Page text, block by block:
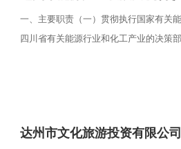
一、主要职责（一）贯彻执行国家有关
四川省有关能源行业和化工产业的决策
达州市文化旅游投资有限公司